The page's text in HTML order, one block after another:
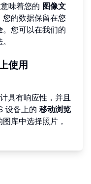
味着您的 图像文
的数据保留在您
。您可以在我们的
。
使用
具有响应性，并且
设备上的 移动浏览
库中选择照片，